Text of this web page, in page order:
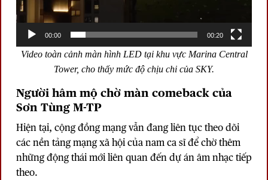
00:00 00:20
Video toàn cảnh màn hình LED tại khu vực Marina Central
Tower, cho thấy mức độ chịu chi của SKY.
Người hâm mộ chờ màn comeback của
Sơn Tùng M-TP
Hiện tại, cộng đồng mạng vẫn đang liên tục theo dõi
các nền tảng mạng xã hội của nam ca sĩ để chờ thêm
những động thái mới liên quan đến dự án âm nhạc tiếp
theo.